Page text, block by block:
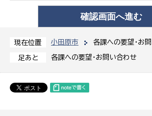
現在位置 小田原市 各課への要望・お
足あと 各課への要望・お問い合わせ